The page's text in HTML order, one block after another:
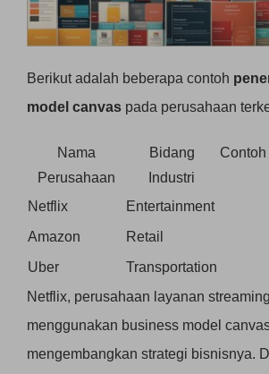
Berikut adalah beberapa contoh
model canvas pada perusahaan
Nama
Perusahaan
Bidang
Industri
Contoh
Netflix
Entertainment
Amazon
Retail
Uber
Transportation
Netflix, perusahaan layanan
menggunakan business model
mengembangkan strategi bisnisnya.